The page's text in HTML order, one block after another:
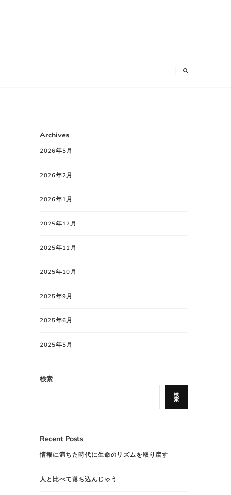
Archives
2026年5月
2026年2月
2026年1月
2025年12月
2025年11月
2025年10月
2025年9月
2025年6月
2025年5月
検索
検
索
Recent Posts
情報に満ちた時代に生命のリズムを取り戻す
人と比べて落ち込んじゃう